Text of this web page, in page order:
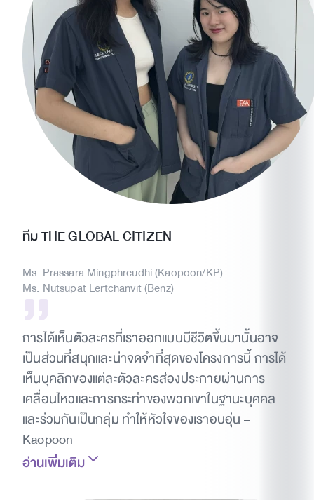
ทีม THE GLOBAL CITIZEN
Ms. Prassara Mingphreudhi (Kaopoon/KP)
Ms. Nutsupat Lertchanvit (Benz)
การได้เห็นตัวละครที่เราออกแบบมีชีวิตขึ้นมานั้นอาจ
เป็นส่วนที่สนุกและน่าจดจำที่สุดของโครงการนี้ การได้
เห็นบุคลิกของแต่ละตัวละครส่องประกายผ่านการ
เคลื่อนไหวและการกระทำของพวกเขาในฐานะบุคคล
และร่วมกันเป็นกลุ่ม ทำให้หัวใจของเราอบอุ่น –
Kaopoon
อ่านเพิ่มเติม